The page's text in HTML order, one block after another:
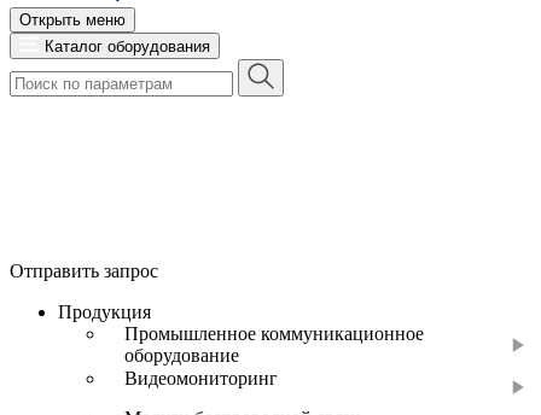
Открыть меню
Каталог оборудования
Отправить запрос
Продукция
Промышленное коммуникационное
оборудование
Видеомониторинг